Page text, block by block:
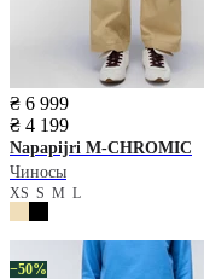
₴ 6 999
₴ 4 199
Napapijri M-CHROMIC
Чиносы
XS S M L
−50%